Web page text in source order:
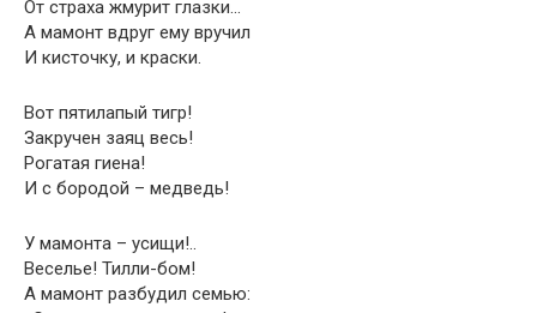
От страха жмурит глазки…
А мамонт вдруг ему вручил
И кисточку, и краски.
Вот пятилапый тигр!
Закручен заяц весь!
Рогатая гиена!
И с бородой – медведь!
У мамонта – усищи!..
Веселье! Тилли-бом!
А мамонт разбудил семью: